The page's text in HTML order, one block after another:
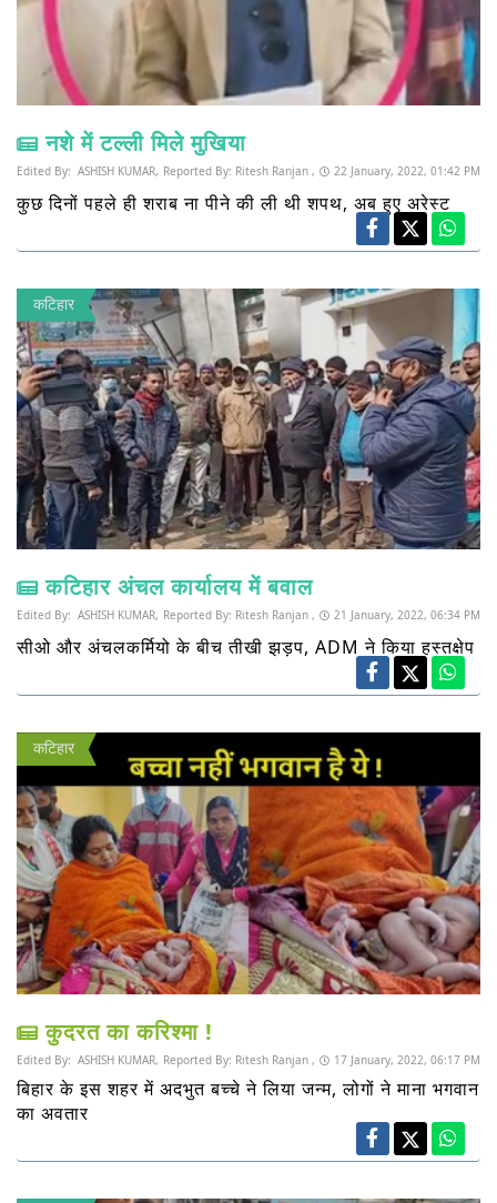
नशे में टल्ली मिले मुखिया
Edited By: ASHISH KUMAR, Reported By: Ritesh Ranjan , 22 January, 2022, 01:42 PM
कुछ दिनों पहले ही शराब ना पीने की ली थी शपथ, अब हुए अरेस्ट
कटिहार
कटिहार अंचल कार्यालय में बवाल
Edited By: ASHISH KUMAR, Reported By: Ritesh Ranjan , 21 January, 2022, 06:34 PM
सीओ और अंचलकर्मियो के बीच तीखी झड़प, ADM ने किया हस्तक्षेप
कटिहार
कुदरत का करिश्मा !
Edited By: ASHISH KUMAR, Reported By: Ritesh Ranjan , 17 January, 2022, 06:17 PM
बिहार के इस शहर में अदभुत बच्चे ने लिया जन्म, लोगों ने माना भगवान
का अवतार